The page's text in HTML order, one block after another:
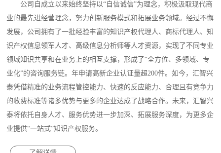
公司自成立以来始终坚持以“自信诚信”为理念，积极汲取现代商
业的最先进经营理念，努力创新服务模式和拓展业务领域。经过不懈
发展，公司拥有了一批经验丰富的知识产权代理人、商标代理人、知
识产权信息领军人才、高级信息分析师等人才资源，实现了不同专业
领域知识共享和在业务上的相互支撑，形成了“全方位、多领域、专
业化”的咨询服务链。年申请高新企业认证量超200件。如今，汇智兴
泰凭借精准的业务流程管控能力、快速的反应能力、合理且有竞争力
的收费标准等诸多优势与更多的企业达成了战略合作。未来，汇智兴
泰将依托自身人才、服务优势进一步加深、拓展服务深度，为更多企
业提供“一站式”知识产权服务。